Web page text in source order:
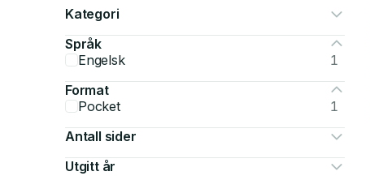
Kategori
Språk
Engelsk
1
Format
Pocket
1
Antall sider
Utgitt år